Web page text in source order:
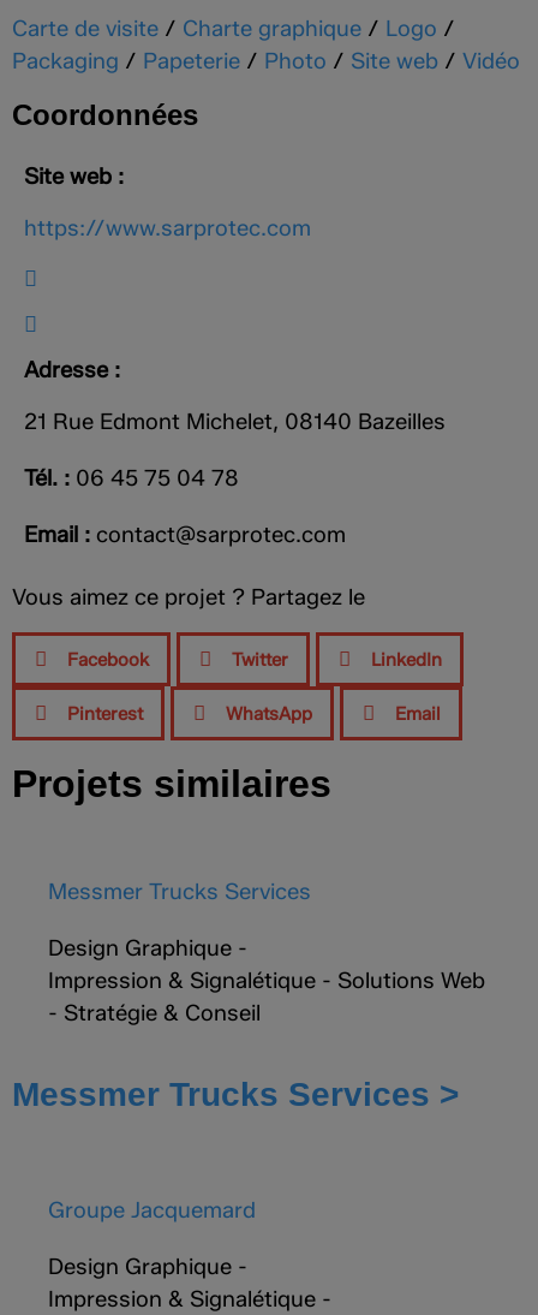
Carte de visite / Charte graphique / Logo /
Packaging / Papeterie / Photo / Site web / Vidéo
Coordonnées
Site web :
https://www.sarprotec.com
Adresse :
21 Rue Edmont Michelet, 08140 Bazeilles
Tél. : 06 45 75 04 78
Email : contact@sarprotec.com
Vous aimez ce projet ? Partagez le
Facebook Twitter LinkedIn
Pinterest WhatsApp Email
Projets similaires
Messmer Trucks Services
Design Graphique -
Impression & Signalétique - Solutions Web
- Stratégie & Conseil
Messmer Trucks Services >
Groupe Jacquemard
Design Graphique -
Impression & Signalétique -